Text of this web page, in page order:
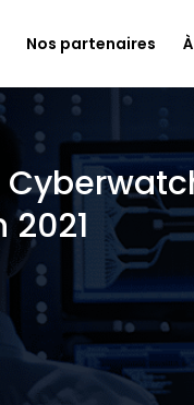
Nos partenaires
2021